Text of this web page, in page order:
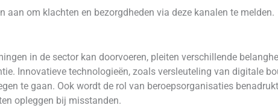
aan om klachten en bezorgdheden via deze kanalen te melden.
in de sector kan doorvoeren, pleiten verschillende
Innovatieve technologieën, zoals versleuteling van digitale
te gaan. Ook wordt de rol van beroepsorganisaties
opleggen bij misstanden.